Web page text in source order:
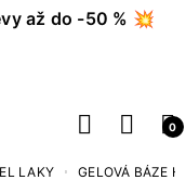
až do -50 % 💥
0
LAKY GELOVÁ BÁZE